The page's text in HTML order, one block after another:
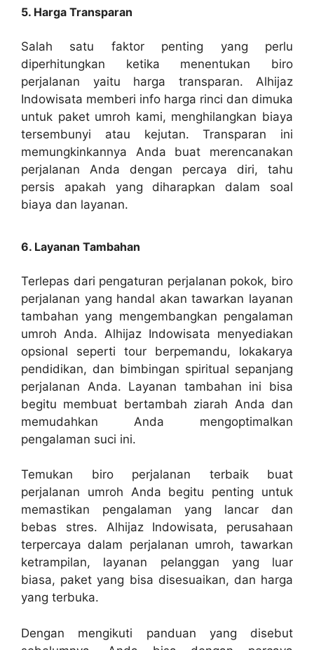
5. Harga Transparan
Salah satu faktor penting yang perlu
diperhitungkan ketika menentukan biro
perjalanan yaitu harga transparan. Alhijaz
Indowisata memberi info harga rinci dan dimuka
untuk paket umroh kami, menghilangkan biaya
tersembunyi atau kejutan. Transparan ini
memungkinkannya Anda buat merencanakan
perjalanan Anda dengan percaya diri, tahu
persis apakah yang diharapkan dalam soal
biaya dan layanan.
6. Layanan Tambahan
Terlepas dari pengaturan perjalanan pokok, biro
perjalanan yang handal akan tawarkan layanan
tambahan yang mengembangkan pengalaman
umroh Anda. Alhijaz Indowisata menyediakan
opsional seperti tour berpemandu, lokakarya
pendidikan, dan bimbingan spiritual sepanjang
perjalanan Anda. Layanan tambahan ini bisa
begitu membuat bertambah ziarah Anda dan
memudahkan Anda mengoptimalkan
pengalaman suci ini.
Temukan biro perjalanan terbaik buat
perjalanan umroh Anda begitu penting untuk
memastikan pengalaman yang lancar dan
bebas stres. Alhijaz Indowisata, perusahaan
terpercaya dalam perjalanan umroh, tawarkan
ketrampilan, layanan pelanggan yang luar
biasa, paket yang bisa disesuaikan, dan harga
yang terbuka.
Dengan mengikuti panduan yang disebut